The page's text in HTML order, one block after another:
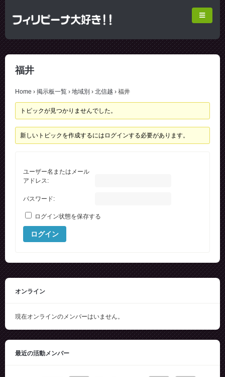
福井
Home › 掲示板一覧 › 地域別 › 北信越 › 福井
トピックが見つかりませんでした。
新しいトピックを作成するにはログインする必要があります。
ユーザー名またはメール
アドレス:
パスワード:
ログイン状態を保存する
ログイン
オンライン
現在オンラインのメンバーはいません。
最近の活動メンバー